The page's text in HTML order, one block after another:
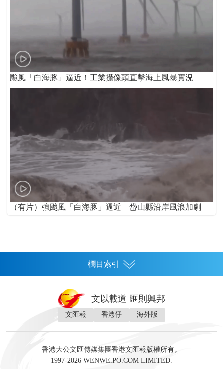
颱風「白海豚」逼近！工業攝像頭直擊海上風暴實況
（有片）強颱風「白海豚」逼近 岱山縣沿岸風浪加劇
欄目索引
灣區人
財經 地產 投資 財評 數字經濟
文以載道 匯則興邦
文匯報 香港仔 海外版
香港大公文匯傳媒集團香港文匯報版權所有。
1997-2026 WENWEIPO.COM LIMITED.